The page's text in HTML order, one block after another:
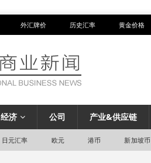
外汇牌价 历史汇率 黄金价格
经济 公司 产业&供应链
日元汇率 欧元 港币 新加坡币